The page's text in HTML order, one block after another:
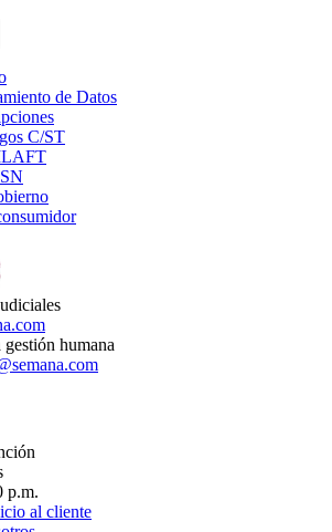
in
new
window
de Datos
in
C/ST
new
window
in
newin
Opens
gestión humana
p.m.
al cliente